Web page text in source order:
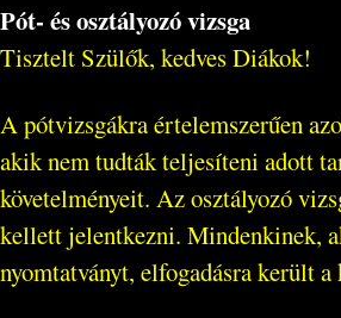
Pót- és osztályozó vizsga
Tisztelt Szülők, kedves Diákok!
A pótvizsgákra értelemszerűen
akik nem tudták teljesíteni adott
követelményeit. Az osztályozó
kellett jelentkezni. Mindenkinek,
nyomtatványt, elfogadásra került a